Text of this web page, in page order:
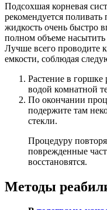
Подсохшая корневая
рекомендуется
жидкость очень быстро
полном объеме
Лучше всего проводите
емкости, соблюдая
Растение в горшке
водой комнатной
По окончании
подержите там
стекли.
Процедуру
поврежденные
восстановятся.
Методы